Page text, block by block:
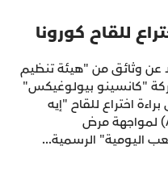
للقاح كورونا
عن وثائق من "هيئة تنظيم
"كانسينو بيولوغيكس"
اختراع للقاح "إيه
دي5-إن.سي.أو.في" (Ad5-nCOV) لمواجهة مرض